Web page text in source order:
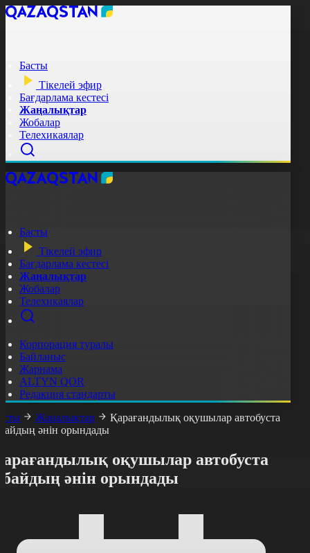
Басты
Тікелей эфир
Бағдарлама кестесі
Жаңалықтар
Жобалар
Телехикаялар
Басты
Тікелей эфир
Бағдарлама кестесі
Жаңалықтар
Жобалар
Телехикаялар
Корпорация туралы
Байланыс
Жарнама
ALTYN QOR
Редакция стандарты
Жаңалықтар
Қарағандылық оқушылар автобуста
әнін орындады
оқушылар автобуста
әнін орындады